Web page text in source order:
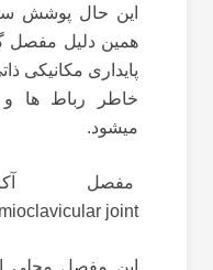
این حال پوشش
همین دلیل مفصل
پایداری مکانیکی
خاطر رباط ها
میشود.
joint
این مفصل محلی